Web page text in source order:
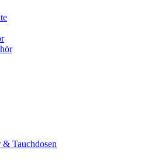
& Tauchdosen